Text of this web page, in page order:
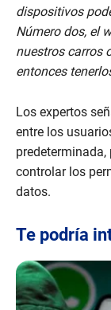
dispositivos
Número dos, el
nuestros carros
entonces
Los expertos
entre los
controlar los
datos.
Te podría